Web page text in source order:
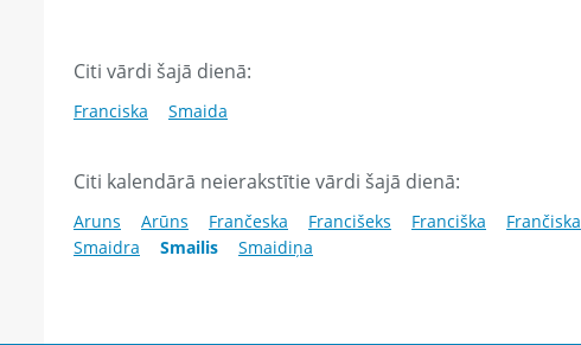
Citi vārdi šajā dienā:
Franciska Smaida
Citi kalendārā neierakstītie vārdi šajā dienā:
Aruns Arūns Frančeska Francišeks Franciška Frančiska
Smaidra
Smailis Smaidiņa